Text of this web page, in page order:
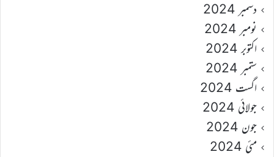
دسمبر 2024
نومبر 2024
اکتوبر 2024
ستمبر 2024
اگست 2024
جولائی 2024
جون 2024
مئی 2024